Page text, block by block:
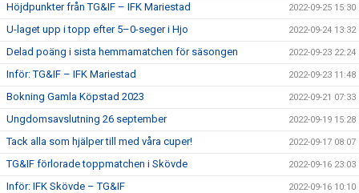
Höjdpunkter från TG&IF – IFK Mariestad 2022-09-25 15:30
U-laget upp i topp efter 5–0-seger i Hjo 2022-09-24 13:32
Delad poäng i sista hemmamatchen för säsongen 2022-09-23 22:24
Inför: TG&IF – IFK Mariestad 2022-09-23 11:48
Bokning Gamla Köpstad 2023 2022-09-21 07:33
Ungdomsavslutning 26 september 2022-09-19 15:28
Tack alla som hjälper till med våra cuper! 2022-09-17 08:07
TG&IF förlorade toppmatchen i Skövde 2022-09-16 23:03
Inför: IFK Skövde – TG&IF 2022-09-16 10:10